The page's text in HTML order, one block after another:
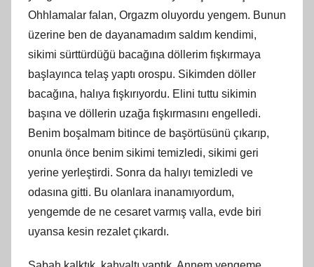
Ohhlamalar falan, Orgazm oluyordu yengem. Bunun
üzerine ben de dayanamadım saldım kendimi,
sikimi sürttürdüğü bacağına döllerim fışkırmaya
başlayınca telaş yaptı orospu. Sikimden döller
bacağına, halıya fışkırıyordu. Elini tuttu sikimin
başına ve döllerin uzağa fışkırmasını engelledi.
Benim boşalmam bitince de başörtüsünü çıkarıp,
onunla önce benim sikimi temizledi, sikimi geri
yerine yerleştirdi. Sonra da halıyı temizledi ve
odasına gitti. Bu olanlara inanamıyordum,
yengemde de ne cesaret varmış valla, evde biri
uyansa kesin rezalet çıkardı.